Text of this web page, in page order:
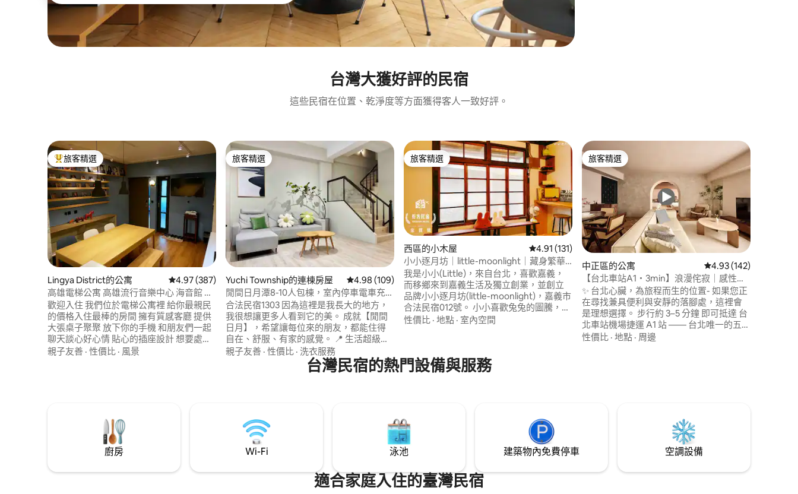
台灣大獲好評的民宿
這些民宿在位置、乾淨度等方面獲得客人一致好評。
旅客精選榜首
旅客精選
Lingya District的公寓 從 387 則評價中獲得 4.97 的平均評分（滿分 5 分）
4.97 (387)
高雄電梯公寓 高雄流行音樂中心 海音館 輕
軌光榮碼頭 漢神百貨 駁二 棧貳庫 苓雅自強
夜市
歡迎入住 我們位於電梯公寓裡 給你最親民
的價格入住最棒的房間 擁有質感客廳 提供
大張桌子聚聚 放下你的手機 和朋友們一起
聊天談心好心情 貼心的插座設計 想要處理
商務公事也很方便 想要自己烹調嗎？ 這裡
訂房時 填好實際入住人數哦! 確保安全我們
在屋外也有裝設監視器 CCTV 大眾運輸：
捷運（MRT)中央公園站-步行15分鐘or 100
號公車（漢神百貨站） 輕軌 （LRT)光榮碼
車格或收費停車場 小港國際機場
親子友善 · 性價比 · 風景
旅客精選
旅客精選
Yuchi Township的連棟房屋 從 109 則評價中獲得 4.98 的平均評分（滿分 5 分）
4.98 (109)
閒間日月潭8-10人包棟，室內停車電車充
電
合法民宿1303 因為這裡是我長大的地方，
我很想讓更多人看到它的美。 成就【閒間
日月】，希望讓每位來的朋友，都能住得
自在、舒服、有家的感覺。 📍 生活超級方
便 位於魚池小鎮上 走路 2 分鐘就是在地人
都愛的宵夜鹹酥雞， 也有多家傳統早餐，
——這是很多朋友來了都說忘不了的畫
面。 往另一頭 6 分鐘，就是 九族文化村。
如果你有帶小孩，這裡一整天根本玩不
完； 想輕鬆一點也可以搭 日月潭纜車，從
癒。 🌿 只招待你們，不混住陌生人 「相寓
閒間。日月」只接待當天入住的你和你的
親子友善 · 性價比 · 洗衣服務
旅客精選
旅客精選
西區的小木屋 從 131 則評價中獲得 4.91 的平均評分（滿分 5 分）
4.91 (131)
小小逐月坊｜little-moonlight｜藏身繁華
嘉義市區的古道府路巷・檜木香老屋・日
式臺灣街屋
我是小小(Little)，來自台北，喜歡嘉義，
而移鄉來到嘉義生活及獨立創業，並創立
品牌小小逐月坊(little-moonlight)，嘉義市
合法民宿012號。 小小喜歡兔兔的圖騰，小
小也代表著細膩與用心，一份知足感恩且
小小逐月坊(little-moonlight)的由來。 透
過旅行帶來的溫度與能量，以及對於藝術
屋內散發著淡淡的檜木清香，並被喚為小
小逐月坊(little-moonlight)。從此，湧入豐
沛的生命力而不再孤寂，更擁有了旅人朋
友的關懷。 以人為本，樂於分享，讓每一
位旅人朋友來到小小逐月坊(little-
moonlight)的所見所聞、所品嚐的食物茶
點，以及使用的器具、毛巾、沐浴用品，
性價比 · 地點 · 室內空間
旅客精選
旅客精選
中正區的公寓 從 142 則評價中獲得
4.93 (142)
【台北車站A1・3min】浪漫侘寂｜感性之
旅(ᐢ ᵕ ᐢ) #대만감성#西門町#寧夏夜市
✨ 台北心臟，為旅程而生的位置- 如果您正
在尋找兼具便利與安靜的落腳處，這裡會
是理想選擇。 步行約 3–5 分鐘 即可抵達 台
北車站機場捷運 A1 站 —— 台北唯一的五鐵
共構樞紐（捷運、高鐵、台鐵、機場捷
商店與星巴克。 周邊更是台灣美食的聚集
地，隨意走幾步，就能品嚐經典牛肉麵、
酥脆多汁的大雞排，還有珍珠奶茶與各式
在地小吃。 這些熟悉的滋味，正是台北最
真實、也最迷人的日常風景。 ✨ 溫暖如
性價比 · 地點 · 周邊
台灣民宿的熱門設備與服務
廚房 Wi-Fi 泳池 建築物內免費停車 空調設備
適合家庭入住的臺灣民宿